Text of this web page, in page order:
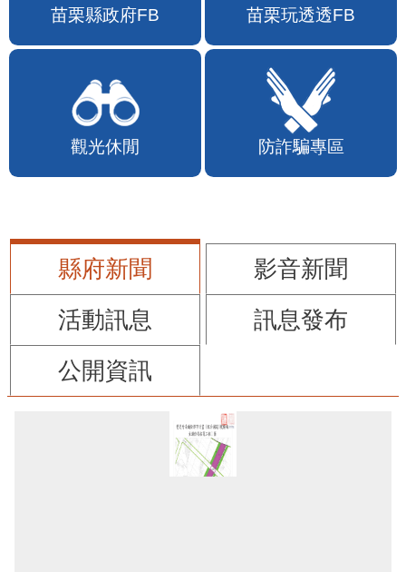
苗栗縣政府FB 苗栗玩透透FB
觀光休閒 防詐騙專區
縣府新聞
影音新聞
活動訊息
訊息發布
公開資訊